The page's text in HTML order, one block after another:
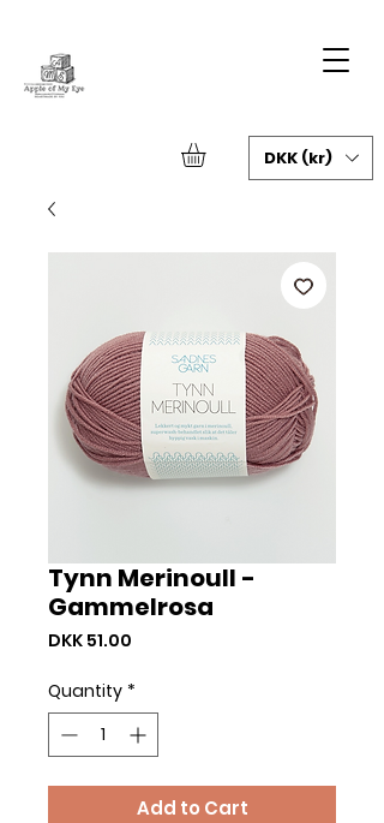
DKK (kr)
Tynn Merinoull -
Gammelrosa
DKK 51.00
Quantity *
Add to Cart